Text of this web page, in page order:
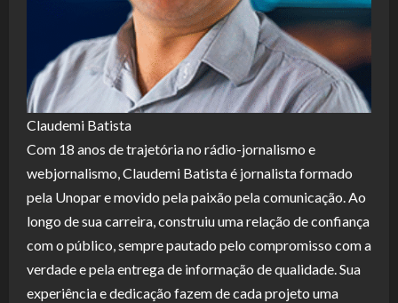
Claudemi Batista
Com 18 anos de trajetória no rádio-jornalismo e
webjornalismo, Claudemi Batista é jornalista formado
pela Unopar e movido pela paixão pela comunicação. Ao
longo de sua carreira, construiu uma relação de confiança
com o público, sempre pautado pelo compromisso com a
verdade e pela entrega de informação de qualidade. Sua
experiência e dedicação fazem de cada projeto uma